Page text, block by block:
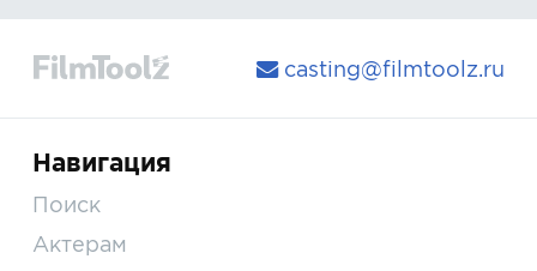
casting@filmtoolz.ru
Навигация
Поиск
Актерам